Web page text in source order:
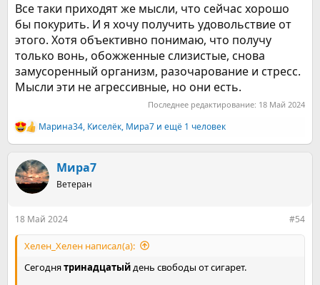
Все таки приходят же мысли, что сейчас хорошо
бы покурить. И я хочу получить удовольствие от
этого. Хотя объективно понимаю, что получу
только вонь, обожженные слизистые, снова
замусоренный организм, разочарование и стресс.
Мысли эти не агрессивные, но они есть.
Последнее редактирование: 18 Май 2024
Р
е
к
ц
и
Марина34, Киселёк, Мира7 и ещё 1 человек
Мира7
Ветеран
18 Май 2024 #54
Хелен_Хелен написал(а):
Сегоднятринадцатыйдень свободы от сигарет.